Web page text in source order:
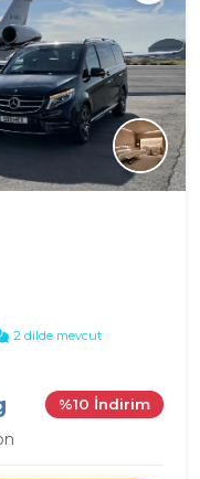
2 dilde mevcut
%10 İndirim